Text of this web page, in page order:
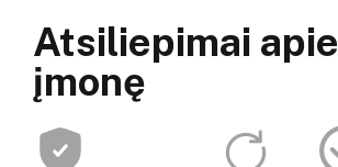
Atsiliepimai apie
įmonę